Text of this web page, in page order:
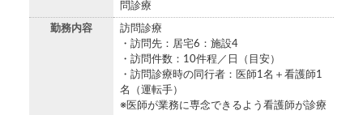
問診療
勤務内容
訪問診療
・訪問先：居宅6：施設4
・訪問件数：10件程／日（目安）
・訪問診療時の同行者：医師1名＋看護師1
名（運転手）
※医師が業務に専念できるよう看護師が診療